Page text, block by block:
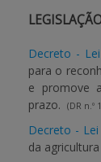
PAGAMENTOS
APOIO AO
Entrar / Registar
Decreto -
para o
e promove
prazo.
(DR n.º
Decreto - Lei
da